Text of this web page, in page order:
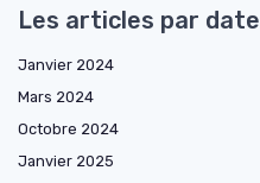
Les articles par date
Janvier 2024
Mars 2024
Octobre 2024
Janvier 2025